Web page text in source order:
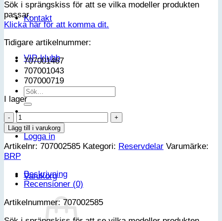
Kontakt
VIP-klubb
Sök
efter:
Logga in
Varukorg
Sök i sprängskiss för att se vilka modeller produkten
passar.
Klicka här för att komma dit.
Tidigare artikelnummer:
707001467
707001043
707000719
I lager
FLEXIBLE
ADAPTOR
mängd
Lägg till i varukorg
Artikelnr: 707002585 Kategori: Reservdelar Varumärke:
BRP
Beskrivning
Recensioner (0)
Artikelnummer: 707002585